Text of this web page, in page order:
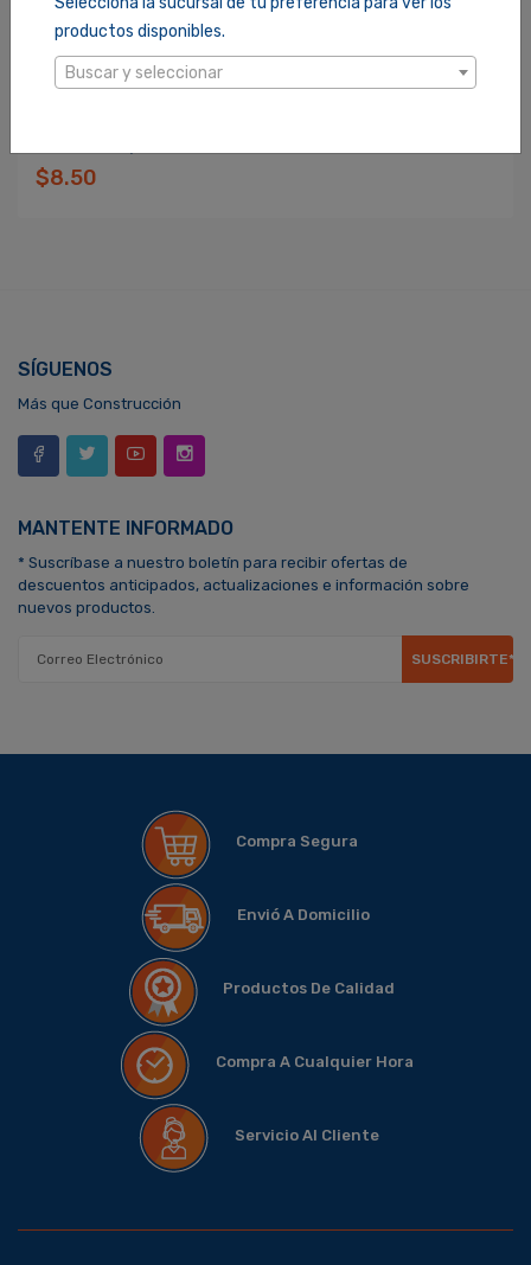
productos disponibles.
Buscar y seleccionar
$8.50
SÍGUENOS
Más que Construcción
MANTENTE INFORMADO
* Suscríbase a nuestro boletín para recibir ofertas de
descuentos anticipados, actualizaciones e información sobre
nuevos productos.
SUSCRIBIRTE*
Compra Segura
Envió A Domicilio
Productos De Calidad
Compra A Cualquier Hora
Servicio Al Cliente